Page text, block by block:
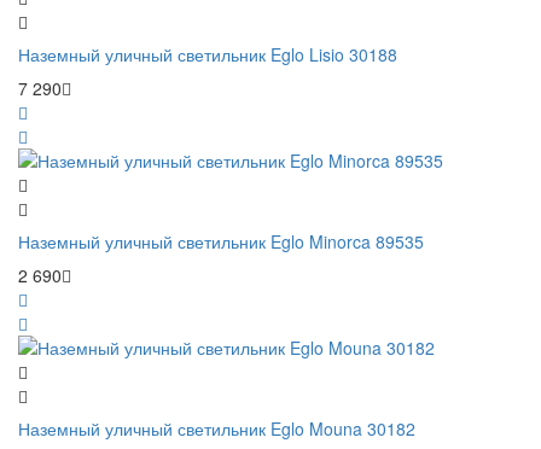
Наземный уличный светильник Eglo Lisio 30188
7 290
Наземный уличный светильник Eglo Minorca 89535
2 690
Наземный уличный светильник Eglo Mouna 30182